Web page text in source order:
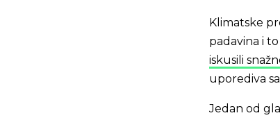
Klimatske
padavina i
iskusili
uporediva
Jedan od